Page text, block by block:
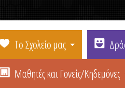
Το Σχολείο μας
Μαθητές και Γονείς/Κηδεμόνες